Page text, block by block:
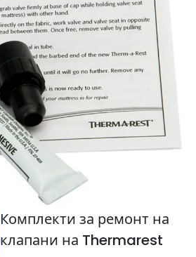
Комплекти за ремонт на
клапани на Thermarest